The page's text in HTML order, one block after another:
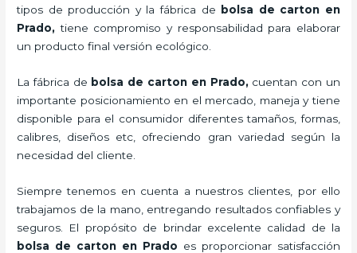
tipos de producción y la fábrica de
bolsa de carton en
Prado, tiene compromiso y responsabilidad para elaborar
un producto final versión ecológico.
La fábrica de bolsa de carton en Prado, cuentan con un
importante posicionamiento en el mercado,
maneja y tiene
disponible para el consumidor diferentes tamaños, formas,
calibres, diseños etc, ofreciendo gran variedad según la
necesidad del cliente.
Siempre tenemos en cuenta a nuestros clientes, por ello
trabajamos de la mano, entregando resultados confiables y
seguros. El propósito de brindar excelente calidad de la
bolsa de carton en Prado es proporcionar satisfacción